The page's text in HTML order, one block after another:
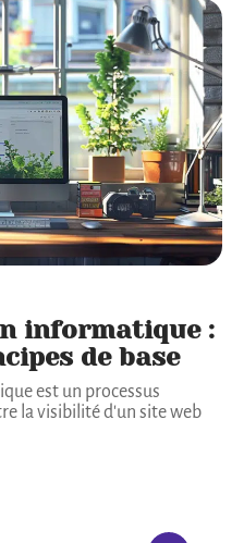
informatique :
de base
est un processus
la visibilité d'un site web